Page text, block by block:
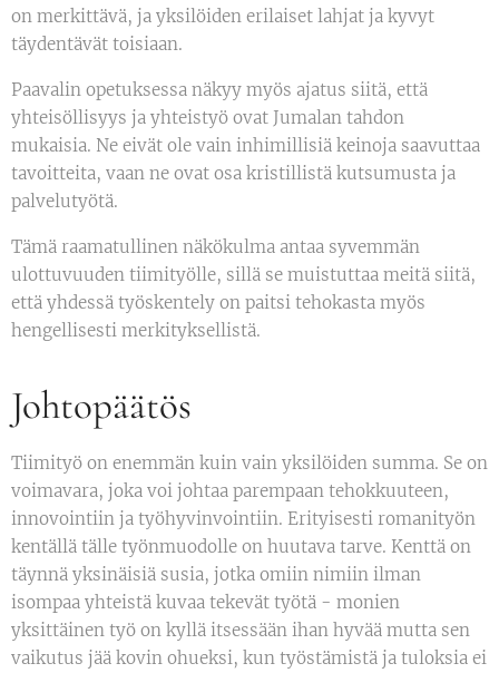
on merkittävä, ja yksilöiden erilaiset lahjat ja kyvyt
täydentävät toisiaan.
Paavalin opetuksessa näkyy myös ajatus siitä, että
yhteisöllisyys ja yhteistyö ovat Jumalan tahdon
mukaisia. Ne eivät ole vain inhimillisiä keinoja saavuttaa
tavoitteita, vaan ne ovat osa kristillistä kutsumusta ja
palvelutyötä.
Tämä raamatullinen näkökulma antaa syvemmän
ulottuvuuden tiimityölle, sillä se muistuttaa meitä siitä,
että yhdessä työskentely on paitsi tehokasta myös
hengellisesti merkityksellistä.
Johtopäätös
Tiimityö on enemmän kuin vain yksilöiden summa. Se on
voimavara, joka voi johtaa parempaan tehokkuuteen,
innovointiin ja työhyvinvointiin. Erityisesti romanityön
kentällä tälle työnmuodolle on huutava tarve. Kenttä on
täynnä yksinäisiä susia, jotka omiin nimiin ilman
isompaa yhteistä kuvaa tekevät työtä - monien
yksittäinen työ on kyllä itsessään ihan hyvää mutta sen
vaikutus jää kovin ohueksi, kun työstämistä ja tuloksia ei